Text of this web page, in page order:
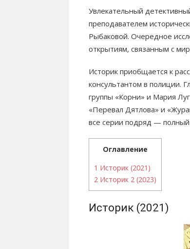
Увлекательный
преподавателем
Рыбаковой. Очередное
открытиям, связанным с
Историк приобщается к
консультантом в полиции.
группы «Корни» и Мария
«Перевал Дятлова» и
все серии подряд — полный
Оглавление
1 Историк (2021)
2 Историк 2 (2023)
Историк (2021)